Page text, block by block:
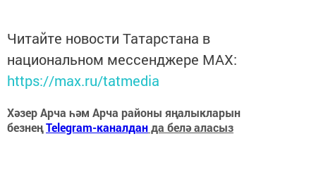
Читайте новости Татарстана в
национальном мессенджере MАХ:
https://max.ru/tatmedia
Хәзер Арча һәм Арча районы яңалыкларын
безнеңTelegram-каналданда белә аласыз